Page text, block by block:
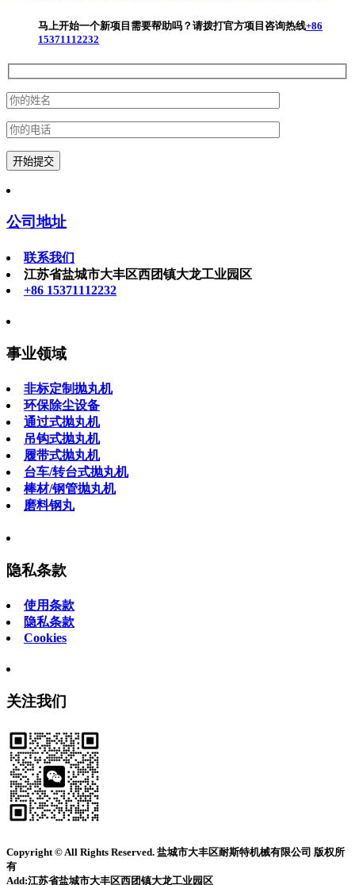
马上开始一个新项目 需要帮助吗？请拨打官方项目咨询热线+86
15371112232
公司地址
联系我们
江苏省盐城市大丰区西团镇大龙工业园区
+86 15371112232
事业领域
非标定制抛丸机
环保除尘设备
通过式抛丸机
吊钩式抛丸机
履带式抛丸机
台车/转台式抛丸机
棒材/钢管抛丸机
磨料钢丸
隐私条款
使用条款
隐私条款
Cookies
关注我们
Copyright © All Rights Reserved. 盐城市大丰区耐斯特机械有限公司 版权所
有
Add:江苏省盐城市大丰区西团镇大龙工业园区